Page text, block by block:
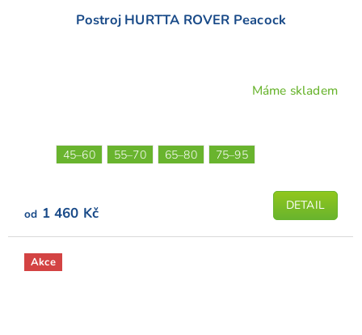
Postroj HURTTA ROVER Peacock
Máme skladem
od 1 460 Kč DETAIL
45–60 55–70 65–80 75–95
Akce